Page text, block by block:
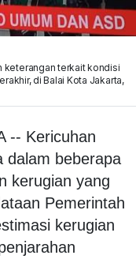
keterangan terkait kondisi
di Balai Kota Jakarta,
-- Kericuhan
dalam beberapa
kerugian yang
Pemerintah
kerugian